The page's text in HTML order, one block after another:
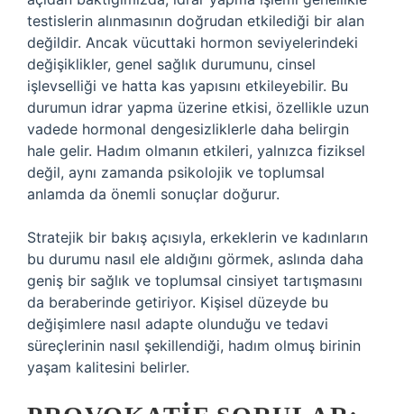
testislerin alınmasının doğrudan etkilediği bir alan
değildir. Ancak vücuttaki hormon seviyelerindeki
değişiklikler, genel sağlık durumunu, cinsel
işlevselliği ve hatta kas yapısını etkileyebilir. Bu
durumun idrar yapma üzerine etkisi, özellikle uzun
vadede hormonal dengesizliklerle daha belirgin
hale gelir. Hadım olmanın etkileri, yalnızca fiziksel
değil, aynı zamanda psikolojik ve toplumsal
anlamda da önemli sonuçlar doğurur.
Stratejik bir bakış açısıyla, erkeklerin ve kadınların
bu durumu nasıl ele aldığını görmek, aslında daha
geniş bir sağlık ve toplumsal cinsiyet tartışmasını
da beraberinde getiriyor. Kişisel düzeyde bu
değişimlere nasıl adapte olunduğu ve tedavi
süreçlerinin nasıl şekillendiği, hadım olmuş birinin
yaşam kalitesini belirler.